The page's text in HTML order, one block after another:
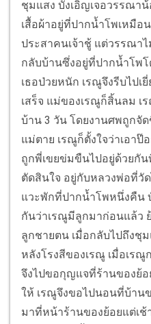
ชุมแสง บังเอิญเจอวรรณา
เสื้อผ้าอยู่ที่ปากน้ำโพเหมื
ประสาคนเจ้าชู้ แต่วรรณา
กลับบ้านซึ่งอยู่ที่ปากน้ำโพโ
เธอป่วยหนัก เรณูจึงรีบไป
เสร็จ แม่ของเรณูก็สิ้นลม เ
บ้าน 3 วัน โดยงานศพถูกจั
แม่ตาย เรณูก็ตั้งใจว่าเอาป๊
ถูกพี่เขยข่มขืนไปอยู่ด้วยกั
ตัดสินใจ อยู่กับหลวงพ่อที่วั
แวะพักที่ปากน้ำโพหนึ่งคืน
กันว่าเรณูมีลูกมาก่อนแล้ว
ลูกชายตน เมื่อกลับไปถึงชุ
หลังโรงสีของเรณู เมื่อเรณู
จึงไปขอกุญแจที่ร้านของย้
ให้ เรณูจึงขอไปนอนที่บ้าน
มาที่หน้าร้านของย้อยแต่เ